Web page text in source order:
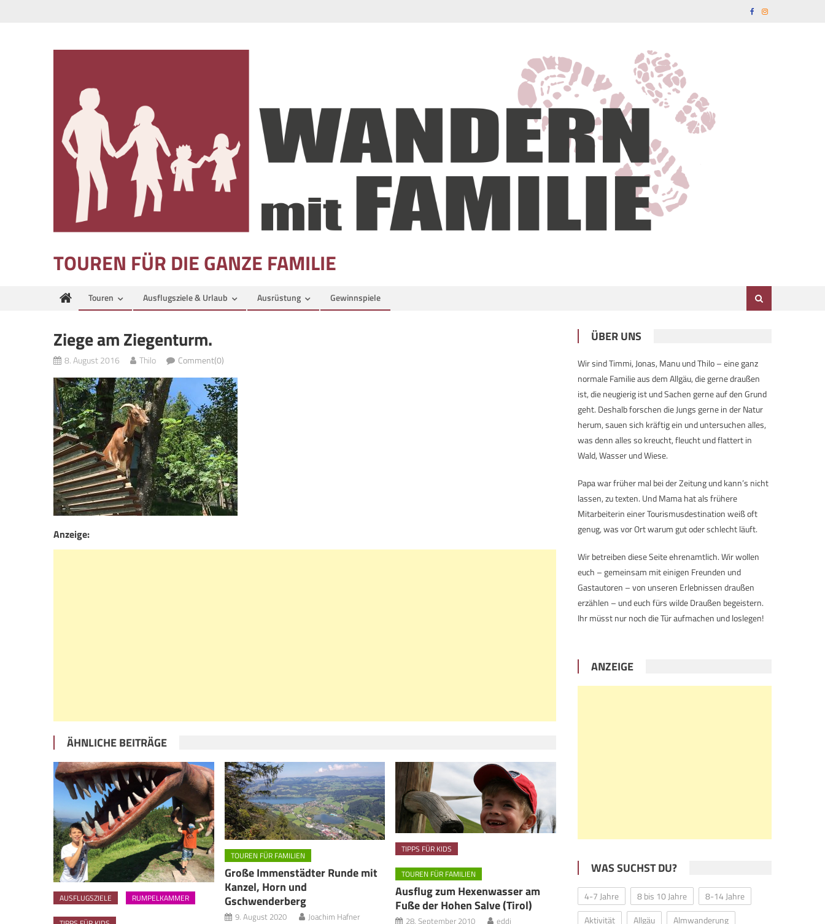
TOUREN FÜR DIE GANZE FAMILIE
Touren Ausflugsziele & Urlaub Ausrüstung Gewinnspiele
Ziege am Ziegenturm.
8. August 2016 Thilo Comment(0)
Anzeige:
ÄHNLICHE BEITRÄGE
AUSFLUGSZIELE RUMPELKAMMER
TOUREN FÜR FAMILIEN
Große Immenstädter Runde mit
Kanzel, Horn und
Gschwenderberg
9. August 2020 Joachim Hafner
TIPPS FÜR KIDS
TOUREN FÜR FAMILIEN
Ausflug zum Hexenwasser am
Fuße der Hohen Salve (Tirol)
28. September 2010 eddi
ÜBER UNS
Wir sind Timmi, Jonas, Manu und Thilo – eine ganz
normale Familie aus dem Allgäu, die gerne draußen
ist, die neugierig ist und Sachen gerne auf den Grund
geht. Deshalb forschen die Jungs gerne in der Natur
herum, sauen sich kräftig ein und untersuchen alles,
was denn alles so kreucht, fleucht und flattert in
Wald, Wasser und Wiese.
Papa war früher mal bei der Zeitung und kann’s nicht
lassen, zu texten. Und Mama hat als frühere
Mitarbeiterin einer Tourismusdestination weiß oft
genug, was vor Ort warum gut oder schlecht läuft.
Wir betreiben diese Seite ehrenamtlich. Wir wollen
euch – gemeinsam mit einigen Freunden und
Gastautoren – von unseren Erlebnissen draußen
erzählen – und euch fürs wilde Draußen begeistern.
Ihr müsst nur noch die Tür aufmachen und loslegen!
ANZEIGE
WAS SUCHST DU?
4-7 Jahre 8 bis 10 Jahre
8-14 Jahre
Aktivität
Allgäu
Almwanderung